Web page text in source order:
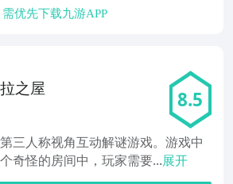
需优先下载九游APP
之屋 8.5
三人称视角互动解谜游戏。游戏中
奇怪的房间中，玩家需要...展开